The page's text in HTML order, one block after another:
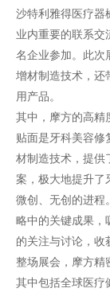
沙特利雅得医疗器
业内重要的联系交
名企业参加。此次
增材制造技术，还
用产品。
其中，摩方的高精
贴面是牙科美容修
材制造技术，提供
案，极大地提升了
微创、无创的进程
略中的关键成果，
的关注与讨论，收
整场展会，摩方精
其中包括全球医疗